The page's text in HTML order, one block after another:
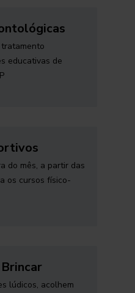
educativas de
do mês, a partir das
os cursos físico-
lúdicos, acolhem